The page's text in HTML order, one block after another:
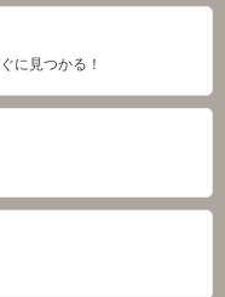
に見つかる！